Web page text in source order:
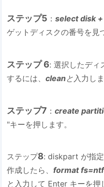
ステップ5 ：select disk
ゲットディスクの番号を見
ステップ 6: 選択したディ
するには、cleanと 入力しま
ステップ7 ：create
"キーを押します。
ステップ8: diskpart が指
作成したら、format
と入力して Enter キーを押